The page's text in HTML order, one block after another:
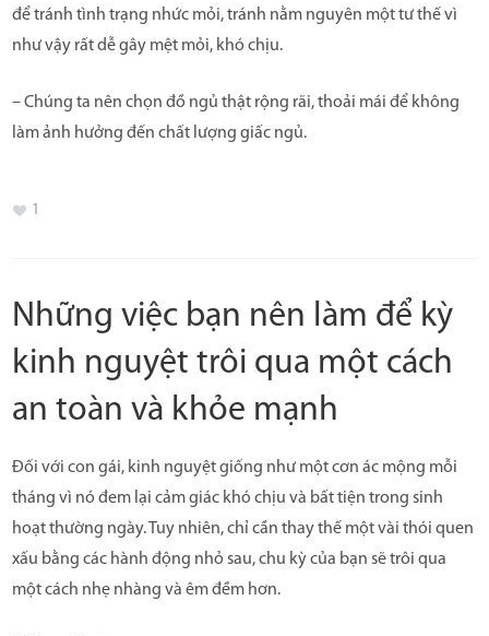
để tránh tình trạng nhức mỏi, tránh nằm nguyên một tư thế vì
như vậy rất dễ gây mệt mỏi, khó chịu.
– Chúng ta nên chọn đồ ngủ thật rộng rãi, thoải mái để không
làm ảnh hưởng đến chất lượng giấc ngủ.
1
Những việc bạn nên làm để kỳ
kinh nguyệt trôi qua một cách
an toàn và khỏe mạnh
Đối với con gái, kinh nguyệt giống như một cơn ác mộng mỗi
tháng vì nó đem lại cảm giác khó chịu và bất tiện trong sinh
hoạt thường ngày. Tuy nhiên, chỉ cần thay thế một vài thói quen
xấu bằng các hành động nhỏ sau, chu kỳ của bạn sẽ trôi qua
một cách nhẹ nhàng và êm đềm hơn.